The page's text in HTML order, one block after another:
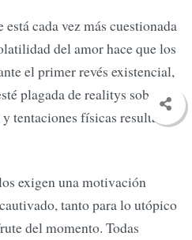
está cada vez más cuestionada
del amor hace que los
el primer revés existencial,
plagada de realitys sobre
tentaciones físicas resulta
exigen una motivación
tanto para lo utópico
del momento. Todas